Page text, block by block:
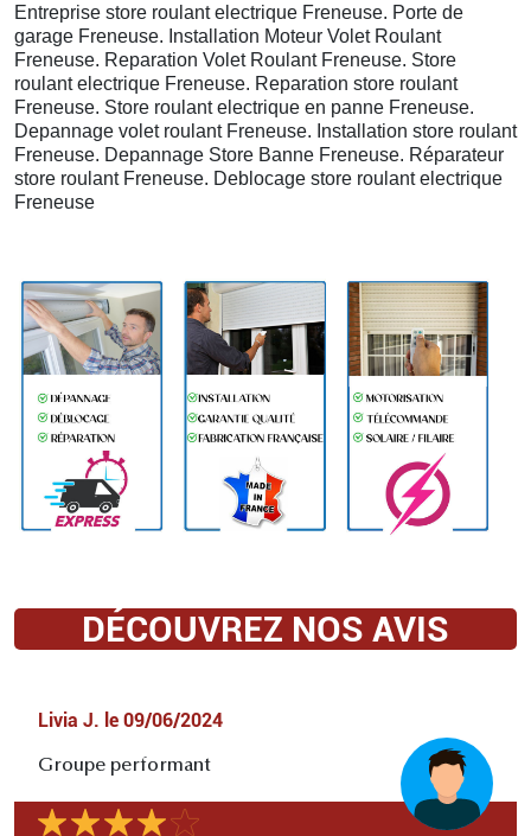
Entreprise store roulant electrique Freneuse. Porte de
garage Freneuse. Installation Moteur Volet Roulant
Freneuse. Reparation Volet Roulant Freneuse. Store
roulant electrique Freneuse. Reparation store roulant
Freneuse. Store roulant electrique en panne Freneuse.
Depannage volet roulant Freneuse. Installation store roulant
Freneuse. Depannage Store Banne Freneuse. Réparateur
store roulant Freneuse. Deblocage store roulant electrique
Freneuse
DÉCOUVREZ NOS AVIS
Livia J. le 09/06/2024
Groupe performant